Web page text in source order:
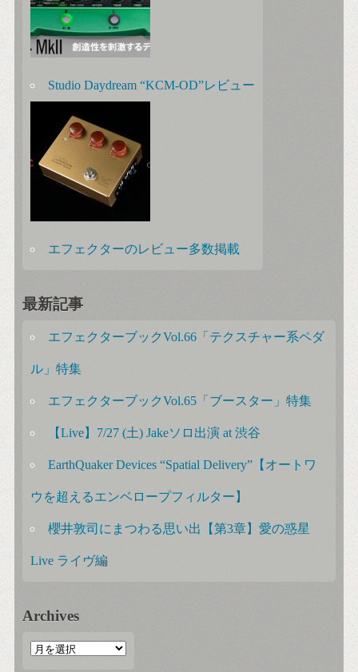
Studio Daydream “KCM-OD”レビュー
エフェクターのレビュー多数掲載
最新記事
エフェクターブックVol.66「テクスチャー系ペダ
ル」特集
エフェクターブックVol.65「ブースター」特集
【Live】7/27 (土) Jakeソロ出演 at 渋谷
EarthQuaker Devices “Spatial Delivery”【オートワ
ウを超えるエンベロープフィルター】
櫻井敦司にまつわる思い出【第3章】愛の惑星
Live ライヴ編
Archives